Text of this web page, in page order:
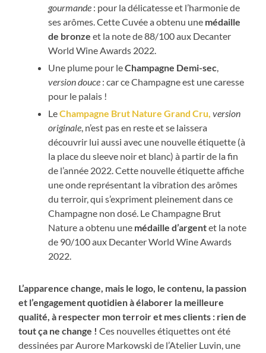
gourmande : pour la délicatesse et l’harmonie de
ses arômes. Cette Cuvée a obtenu une médaille
de bronzeet la note de 88/100 aux Decanter
World Wine Awards 2022.
Une plume pour leChampagne Demi-sec,
version douce : car ce Champagne est une caresse
pour le palais !
LeChampagne Brut Nature Grand Cru,version
originale, n’est pas en reste et se laissera
découvrir lui aussi avec une nouvelle étiquette (à
la place du sleeve noir et blanc) à partir de la fin
de l’année 2022. Cette nouvelle étiquette affiche
une onde représentant la vibration des arômes
du terroir, qui s’expriment pleinement dans ce
Champagne non dosé. Le Champagne Brut
Nature a obtenu une médaille d’argentet la note
de 90/100 aux Decanter World Wine Awards
2022.
L’apparence change, mais le logo, le contenu, la passion
et l’engagement quotidien à élaborer la meilleure
qualité, à respecter mon terroir et mes clients : rien de
tout ça ne change !Ces nouvelles étiquettes ont été
dessinées par Aurore Markowski de l’Atelier Luvin, une